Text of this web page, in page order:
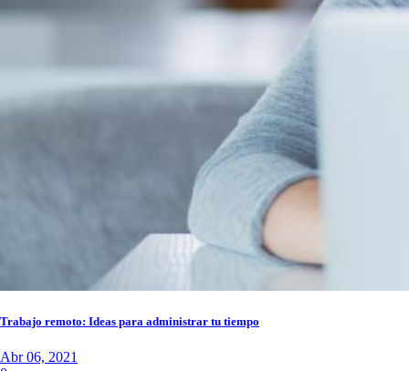
Trabajo remoto: Ideas para administrar tu tiempo
Abr 06, 2021